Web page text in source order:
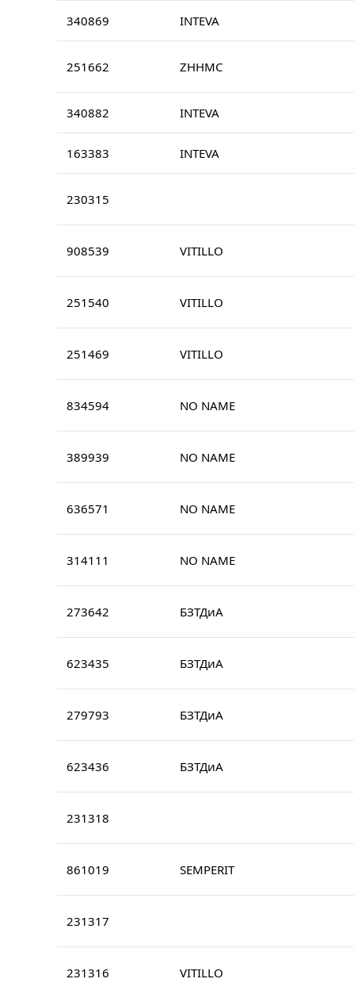
340869 INTEVA
251662 ZHHMC
340882 INTEVA
163383 INTEVA
230315
908539 VITILLO
251540 VITILLO
251469 VITILLO
834594 NO NAME
389939 NO NAME
636571 NO NAME
314111 NO NAME
273642 БЗТДиА
623435 БЗТДиА
279793 БЗТДиА
623436 БЗТДиА
231318
861019 SEMPERIT
231317
231316 VITILLO